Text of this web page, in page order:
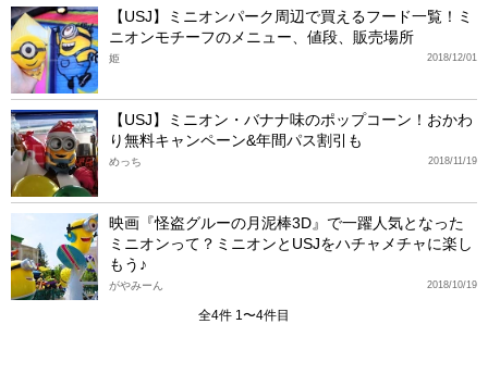
【USJ】ミニオンパーク周辺で買えるフード一覧！ミ
ニオンモチーフのメニュー、値段、販売場所
2018/12/01
姫
【USJ】ミニオン・バナナ味のポップコーン！おかわ
り無料キャンペーン&年間パス割引も
2018/11/19
めっち
映画『怪盗グルーの月泥棒3D』で一躍人気となった
ミニオンって？ミニオンとUSJをハチャメチャに楽し
もう♪
2018/10/19
がやみーん
全4件 1〜4件目